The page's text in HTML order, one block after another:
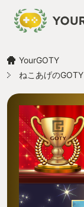
YourGOTY
ねこあげのGOTY